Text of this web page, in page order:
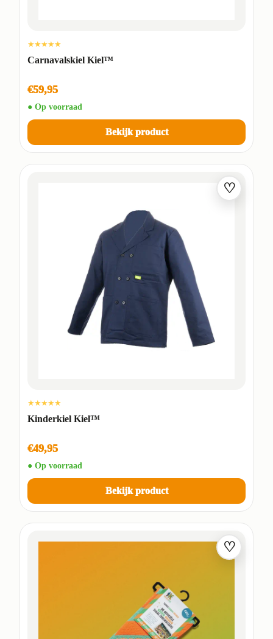
★★★★★
Carnavalskiel Kiel™
€59,95
● Op voorraad
Bekijk product
♡
★★★★★
Kinderkiel Kiel™
€49,95
● Op voorraad
Bekijk product
♡